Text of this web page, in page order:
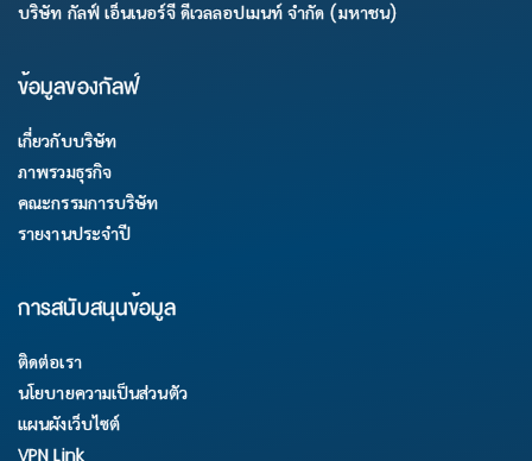
บริษัท กัลฟ์ เอ็นเนอร์จี ดีเวลลอปเมนท์ จำกัด (มหาชน)
ข้อมูลของกัลฟ์
เกี่ยวกับบริษัท
ภาพรวมธุรกิจ
คณะกรรมการบริษัท
รายงานประจำปี
การสนับสนุนข้อมูล
ติดต่อเรา
นโยบายความเป็นส่วนตัว
แผนผังเว็บไซต์
VPN Link